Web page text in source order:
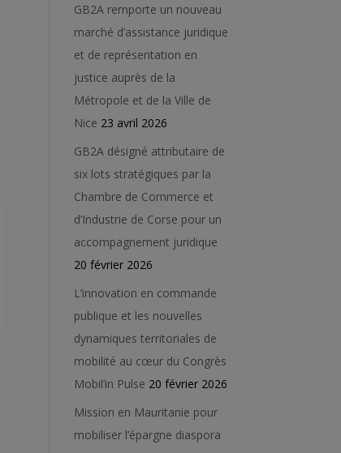
GB2A remporte un nouveau
marché d’assistance juridique
et de représentation en
justice auprès de la
Métropole et de la Ville de
Nice 23 avril 2026
GB2A désigné attributaire de
six lots stratégiques par la
Chambre de Commerce et
d’Industrie de Corse pour un
accompagnement juridique
20 février 2026
L’innovation en commande
publique et les nouvelles
dynamiques territoriales de
mobilité au cœur du Congrès
Mobil’in Pulse 20 février 2026
Mission en Mauritanie pour
mobiliser l’épargne diaspora